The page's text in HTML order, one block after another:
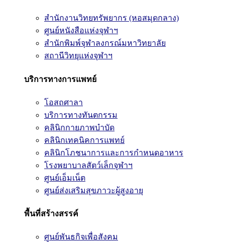
สำนักงานวิทยทรัพยากร (หอสมุดกลาง)
ศูนย์หนังสือแห่งจุฬาฯ
สำนักพิมพ์จุฬาลงกรณ์มหาวิทยาลัย
สถานีวิทยุแห่งจุฬาฯ
บริการทางการแพทย์
โอสถศาลา
บริการทางทันตกรรม
คลินิกกายภาพบำบัด
คลินิกเทคนิคการแพทย์
คลินิกโภชนาการและการกำหนดอาหาร
โรงพยาบาลสัตว์เล็กจุฬาฯ
ศูนย์เอ็มเน็ต
ศูนย์ส่งเสริมสุขภาวะผู้สูงอายุ
พื้นที่สร้างสรรค์
ศูนย์พันธกิจเพื่อสังคม